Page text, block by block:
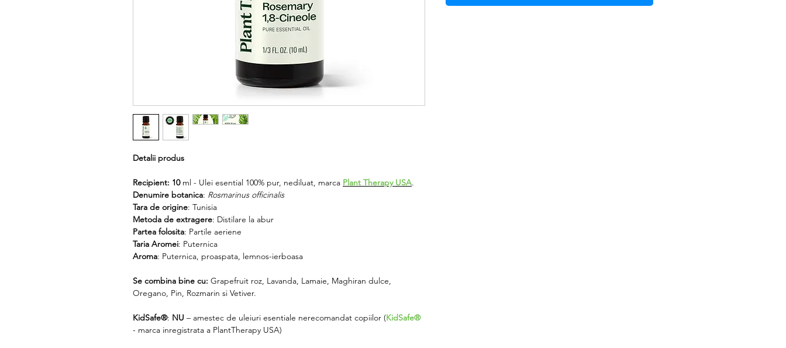
Detalii produs
Recipient: 10 ml - Ulei esential 100% pur, nediluat, marca Plant Therapy USA.
Denumire botanica: Rosmarinus officinalis
Tara de origine: Tunisia
Metoda de extragere: Distilare la abur
Partea folosita: Partile aeriene
Taria Aromei: Puternica
Aroma: Puternica, proaspata, lemnos-ierboasa
Se combina bine cu: Grapefruit roz, Lavanda, Lamaie, Maghiran dulce,
Oregano, Pin, Rozmarin si Vetiver.
KidSafe®: NU – amestec de uleiuri esentiale nerecomandat copiilor (KidSafe®
- marca inregistrata a PlantTherapy USA)